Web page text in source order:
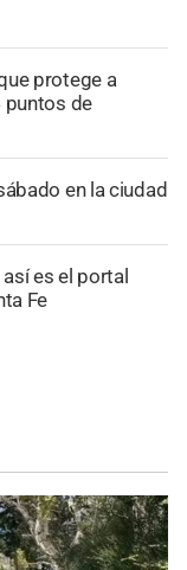
protege a
puntos de
en la ciudad
es el portal
Fe